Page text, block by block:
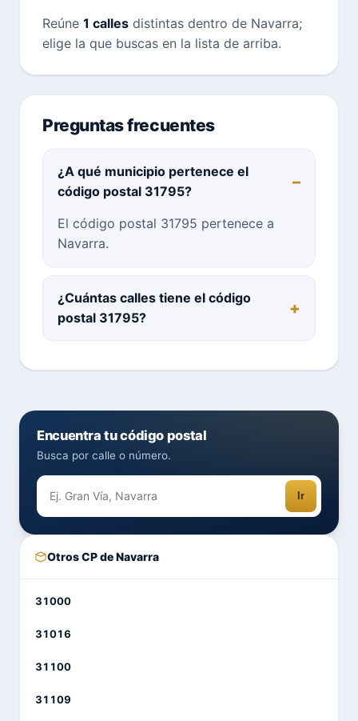
Reúne 1 calles distintas dentro de Navarra;
elige la que buscas en la lista de arriba.
Preguntas frecuentes
¿A qué municipio pertenece el
código postal 31795?
El código postal 31795 pertenece a
Navarra.
¿Cuántas calles tiene el código
postal 31795?
Encuentra tu código postal
Busca por calle o número.
Ir
Otros CP de Navarra
31000
31016
31100
31109